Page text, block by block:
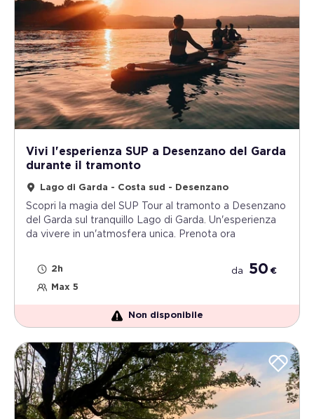
Vivi l'esperienza SUP a Desenzano del Garda
durante il tramonto
Lago di Garda - Costa sud - Desenzano
Scopri la magia del SUP Tour al tramonto a Desenzano
del Garda sul tranquillo Lago di Garda. Un'esperienza
da vivere in un'atmosfera unica. Prenota ora
2h
Max 5
da 50 €
Non disponibile